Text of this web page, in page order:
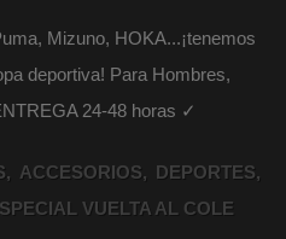
Mizuno, HOKA...¡tenemos
deportiva! Para Hombres,
24-48 horas ✓
ACCESORIOS
DEPORTES
VUELTA AL COLE